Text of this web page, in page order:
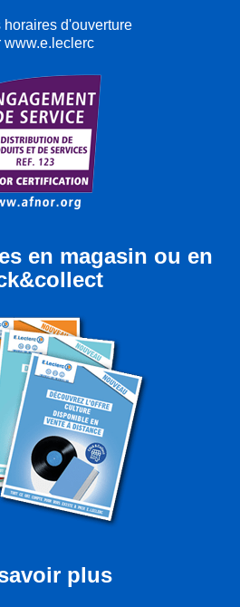
horaires d'ouverture
www.e.leclerc
en magasin ou en
plus